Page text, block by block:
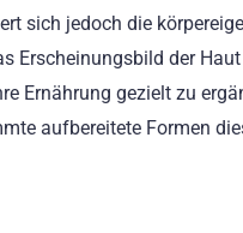
sich jedoch die
Erscheinungsbild der
Ernährung gezielt zu
aufbereitete Formen